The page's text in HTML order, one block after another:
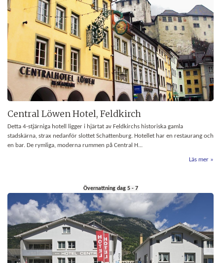
Central Löwen Hotel, Feldkirch
Detta 4-stjärniga hotell ligger i hjärtat av Feldkirchs historiska gamla
stadskärna, strax nedanför slottet Schattenburg. Hotellet har en restaurang och
en bar. De rymliga, moderna rummen på Central H...
Läs mer
Övernattning dag 5 - 7